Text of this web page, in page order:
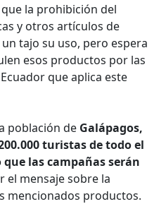
la prohibición del
y otros artículos de
tajo su uso, pero espera
esos productos por las
que aplica este
población de Galápagos,
turistas de todo el
las campañas serán
el mensaje sobre la
mencionados productos.